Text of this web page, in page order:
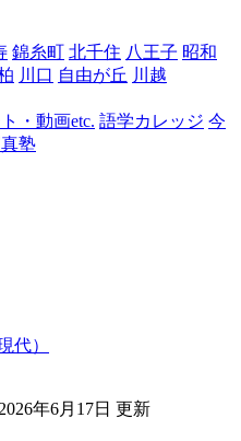
崎
錦糸町 北千住 八王子 昭和
川口 自由が丘 川越
・動画etc. 語学カレッジ 今
塾
代）
年6月17日 更新